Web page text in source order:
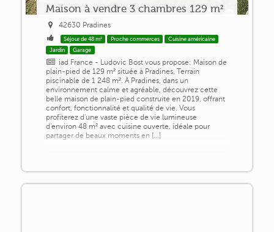
Maison à vendre 3 chambres 129 m²
42630 Pradines
Séjour de 48 m² Proche commerces
Cuisine américaine
Jardin
Garage
iad France - Ludovic Bost vous propose: Maison de
plain-pied de 129 m² située à Pradines, Terrain
piscinable de 1 248 m². À Pradines, dans un
environnement calme et agréable, découvrez cette
belle maison de plain-pied construite en 2019, offrant
confort, fonctionnalité et qualité de vie. Vous
profiterez d'une vaste pièce de vie lumineuse
d'environ 48 m² avec cuisine ouverte, idéale pour
partager de beaux moments en [...]